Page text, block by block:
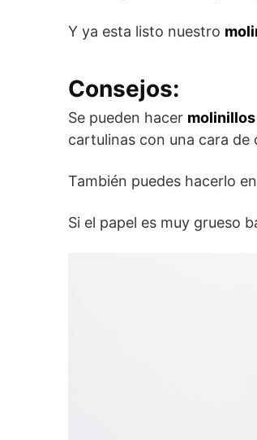
Y ya esta listo nuestro
Consejos:
Se pueden hacer
cartulinas con una cara de
También puedes hacerlo
Si el papel es muy grueso